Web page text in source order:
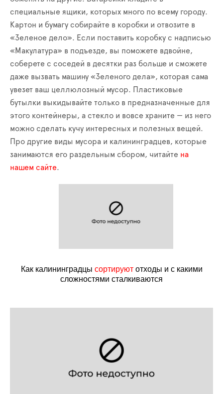
специальные ящики, которых много по всему городу.
Картон и бумагу собирайте в коробки и отвозите в
«Зеленое дело». Если поставить коробку с надписью
«Макулатура» в подъезде, вы поможете вдвойне,
соберете с соседей в десятки раз больше и сможете
даже вызвать машину «Зеленого дела», которая сама
увезет ваш целлюлозный мусор. Пластиковые
бутылки выкидывайте только в предназначенные для
этого контейнеры, а стекло и вовсе храните — из него
можно сделать кучу интересных и полезных вещей.
Про другие виды мусора и калининградцев, которые
занимаются его раздельным сбором, читайте на
нашем сайте.
Как калининградцы сортируютотходы и с какими
сложностями сталкиваются